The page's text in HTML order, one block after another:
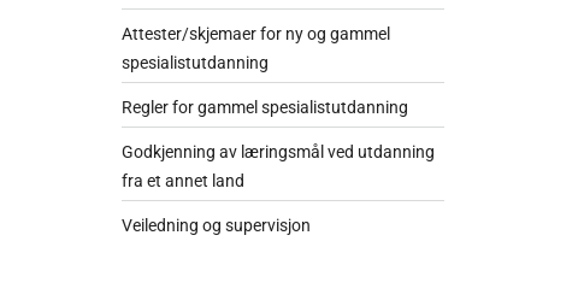
Attester/skjemaer for ny og gammel
spesialistutdanning
Regler for gammel spesialistutdanning
Godkjenning av læringsmål ved utdanning
fra et annet land
Veiledning og supervisjon